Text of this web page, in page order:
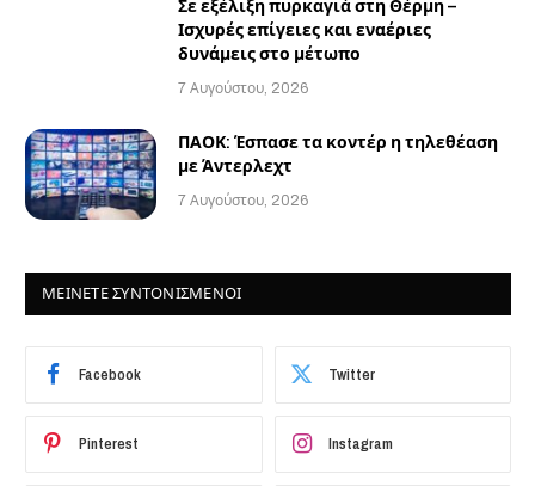
Σε εξέλιξη πυρκαγιά στη Θέρμη –
Ισχυρές επίγειες και εναέριες
δυνάμεις στο μέτωπο
7 Αυγούστου, 2026
ΠΑΟΚ: Έσπασε τα κοντέρ η τηλεθέαση
με Άντερλεχτ
7 Αυγούστου, 2026
ΜΕΙΝΕΤΕ ΣΥΝΤΟΝΙΣΜΕΝΟΙ
Facebook Twitter
Pinterest Instagram